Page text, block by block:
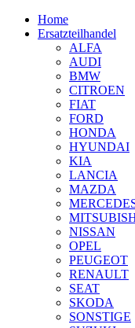
Home
Ersatzteilhandel
ALFA
AUDI
BMW
CITROEN
FIAT
FORD
HONDA
HYUNDAI
KIA
LANCIA
MAZDA
NISSAN
OPEL
PEUGEOT
RENAULT
SEAT
SKODA
SONSTIGE